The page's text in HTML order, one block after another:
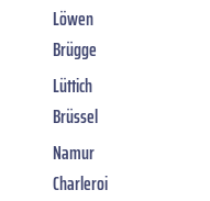
Löwen
Brügge
Lüttich
Brüssel
Namur
Charleroi